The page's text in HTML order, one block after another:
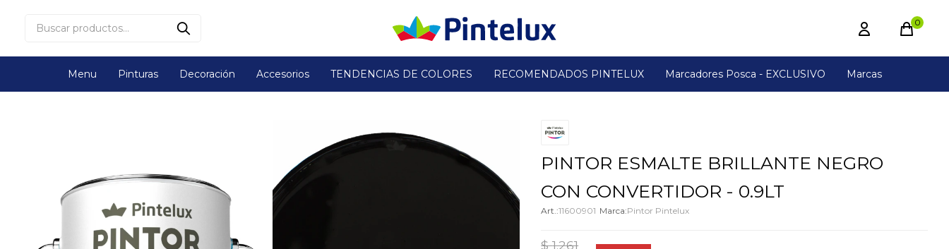
Menu Pinturas Decoración Accesorios TENDENCIAS DE COLORES RECOMENDADOS PINTELUX Marcadores Posca - EXCLUSIVO Marcas
0
PINTOR ESMALTE BRILLANTE NEGRO
CON CONVERTIDOR - 0.9LT
11600901 Pintor Pintelux
$ 1.261